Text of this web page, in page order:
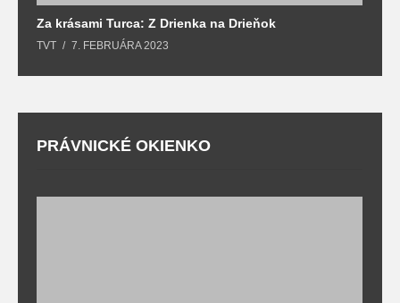
Za krásami Turca: Z Drienka na Drieňok
TVT 7. FEBRUÁRA 2023
PRÁVNICKÉ OKIENKO